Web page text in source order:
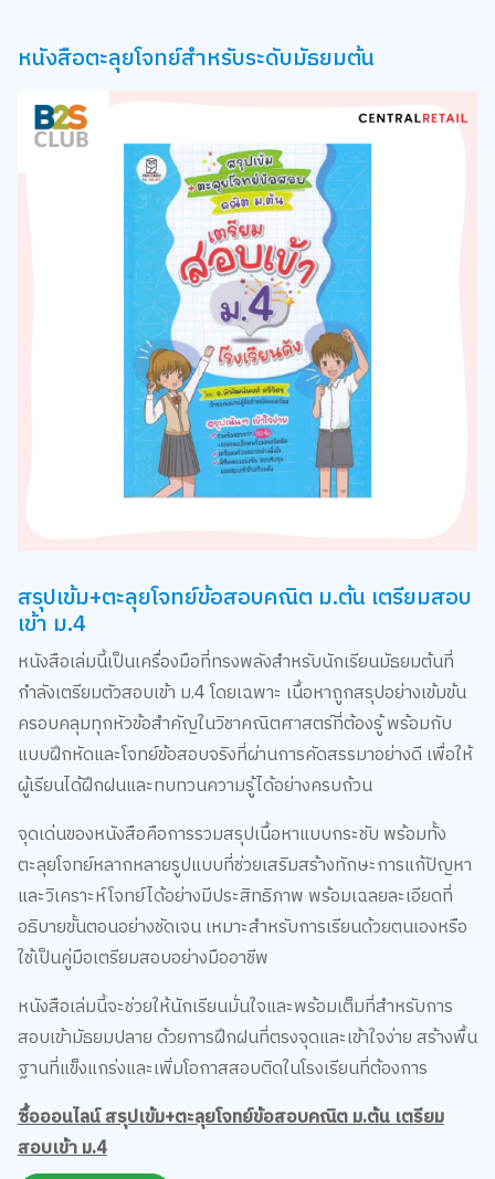
หนังสือตะลุยโจทย์สำหรับระดับมัธยมต้น
สรุปเข้ม+ตะลุยโจทย์ข้อสอบคณิต ม.ต้น เตรียมสอบ
เข้า ม.4
หนังสือเล่มนี้เป็นเครื่องมือที่ทรงพลังสำหรับนักเรียนมัธยมต้นที่
กำลังเตรียมตัวสอบเข้า ม.4 โดยเฉพาะ เนื้อหาถูกสรุปอย่างเข้มข้น
ครอบคลุมทุกหัวข้อสำคัญในวิชาคณิตศาสตร์ที่ต้องรู้ พร้อมกับ
แบบฝึกหัดและโจทย์ข้อสอบจริงที่ผ่านการคัดสรรมาอย่างดี เพื่อให้
ผู้เรียนได้ฝึกฝนและทบทวนความรู้ได้อย่างครบถ้วน
จุดเด่นของหนังสือคือการรวมสรุปเนื้อหาแบบกระชับ พร้อมทั้ง
ตะลุยโจทย์หลากหลายรูปแบบที่ช่วยเสริมสร้างทักษะการแก้ปัญหา
และวิเคราะห์โจทย์ได้อย่างมีประสิทธิภาพ พร้อมเฉลยละเอียดที่
อธิบายขั้นตอนอย่างชัดเจน เหมาะสำหรับการเรียนด้วยตนเองหรือ
ใช้เป็นคู่มือเตรียมสอบอย่างมืออาชีพ
หนังสือเล่มนี้จะช่วยให้นักเรียนมั่นใจและพร้อมเต็มที่สำหรับการ
สอบเข้ามัธยมปลาย ด้วยการฝึกฝนที่ตรงจุดและเข้าใจง่าย สร้างพื้น
ฐานที่แข็งแกร่งและเพิ่มโอกาสสอบติดในโรงเรียนที่ต้องการ
ซื้อออนไลน์ สรุปเข้ม+ตะลุยโจทย์ข้อสอบคณิต ม.ต้น เตรียม
สอบเข้า ม.4